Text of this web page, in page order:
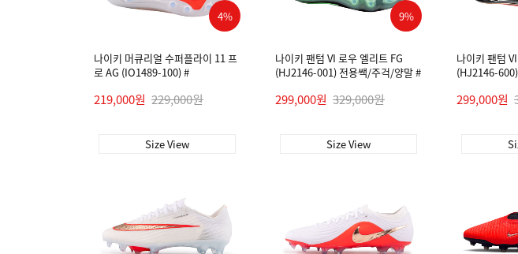
4%
나이키 머큐리얼 수퍼플라이 11 프
로 AG (IO1489-100) #
219,000원 229,000원
Size View
9%
나이키 팬텀 VI 로우 엘리트 FG
(HJ2146-001) 전용쌕/주걱/양말 #
299,000원 329,000원
Size View
나이키 팬텀
(HJ2146-
299,000원